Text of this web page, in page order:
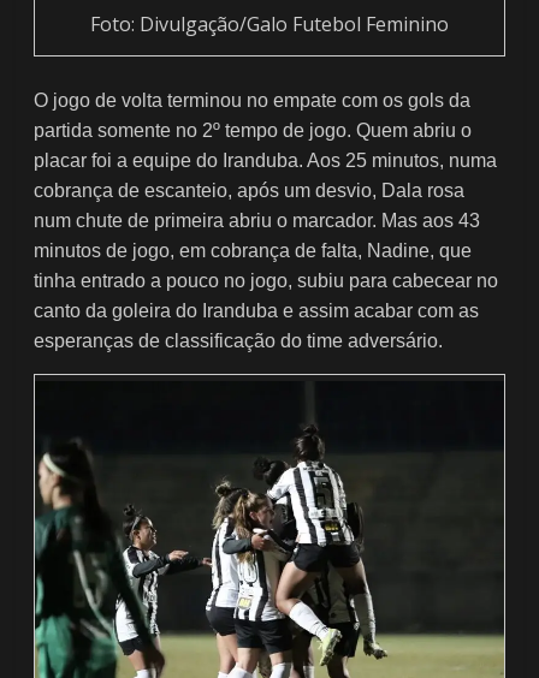
Foto: Divulgação/Galo Futebol Feminino
O jogo de volta terminou no empate com os gols da
partida somente no 2º tempo de jogo. Quem abriu o
placar foi a equipe do Iranduba. Aos 25 minutos, numa
cobrança de escanteio, após um desvio, Dala rosa
num chute de primeira abriu o marcador. Mas aos 43
minutos de jogo, em cobrança de falta, Nadine, que
tinha entrado a pouco no jogo, subiu para cabecear no
canto da goleira do Iranduba e assim acabar com as
esperanças de classificação do time adversário.